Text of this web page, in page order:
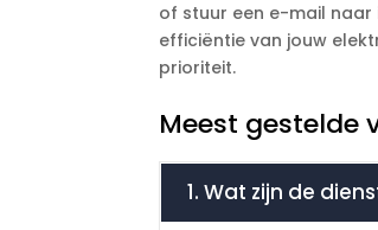
of stuur een e-mail
efficiëntie van jouw
prioriteit.
Meest gestelde
1. Wat zijn de